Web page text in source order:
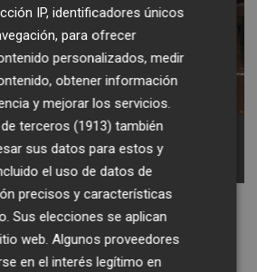
una calle llena de agua tras el
el barrio de La Torre de
SOLSONA/EP
que el Ayuntamiento "ha
inmediata en las
IP, identificadores únicos
para ofrecer
personalizados, medir
obtener información
y mejorar los servicios.
terceros (1913) también
sus datos para estos y
el uso de datos de
precisos y características
Sus elecciones se aplican
web. Algunos proveedores
en el interés legítimo en